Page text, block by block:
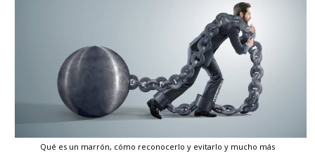
Qué es un marrón, cómo reconocerlo y evitarlo y mucho más